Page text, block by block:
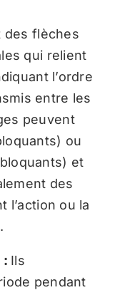
des flèches
qui relient
l’ordre
entre les
peuvent
ou
et
des
l’action ou la
: Ils
pendant